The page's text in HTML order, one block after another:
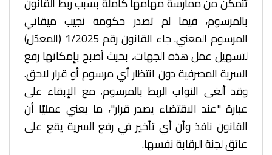
بالمرسوم، فيما لم تصدر حكومة نجيب ميقاتي
المرسوم المعني. جاء القانون رقم 1/2025 (المعدّل)
لتسهيل عمل هذه الجهات، بحيث أصبح بإمكانها رفع
السرية المصرفية دون انتظار أي مرسوم أو قرار لاحق.
وقد ألغى النواب الربط بالمرسوم، مع الإبقاء على
عبارة "عند الاقتضاء يصدر قرار"، ما يعني عمليًا أن
القانون نافذ وأن أي تأخير في رفع السرية يقع على
عاتق لجنة الرقابة نفسها.